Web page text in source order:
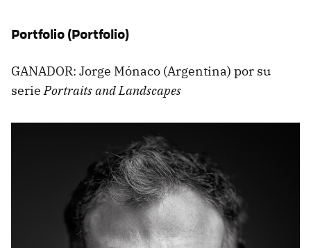
Portfolio (Portfolio)
GANADOR: Jorge Mónaco (Argentina) por su
serie Portraits and Landscapes